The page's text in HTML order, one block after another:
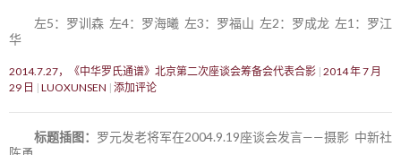
左5：罗训森 左4：罗海曦 左3：罗福山 左2：罗成龙 左1：罗江
华
2014.7.27，《中华罗氏通谱》北京第二次座谈会筹备会代表合影 2014 年 7 月
29 日
LUOXUNSEN 添加评论
标题插图： 罗元发老将军在2004.9.19座谈会发言——摄影 中新社